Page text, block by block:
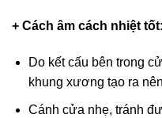
+ Cách âm cách nhiệt tốt:
Do kết cấu bên trong
khung xương tạo ra
Cánh cửa nhẹ, tránh